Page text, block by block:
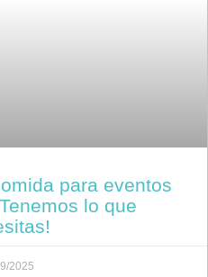
para eventos
lo que
2025